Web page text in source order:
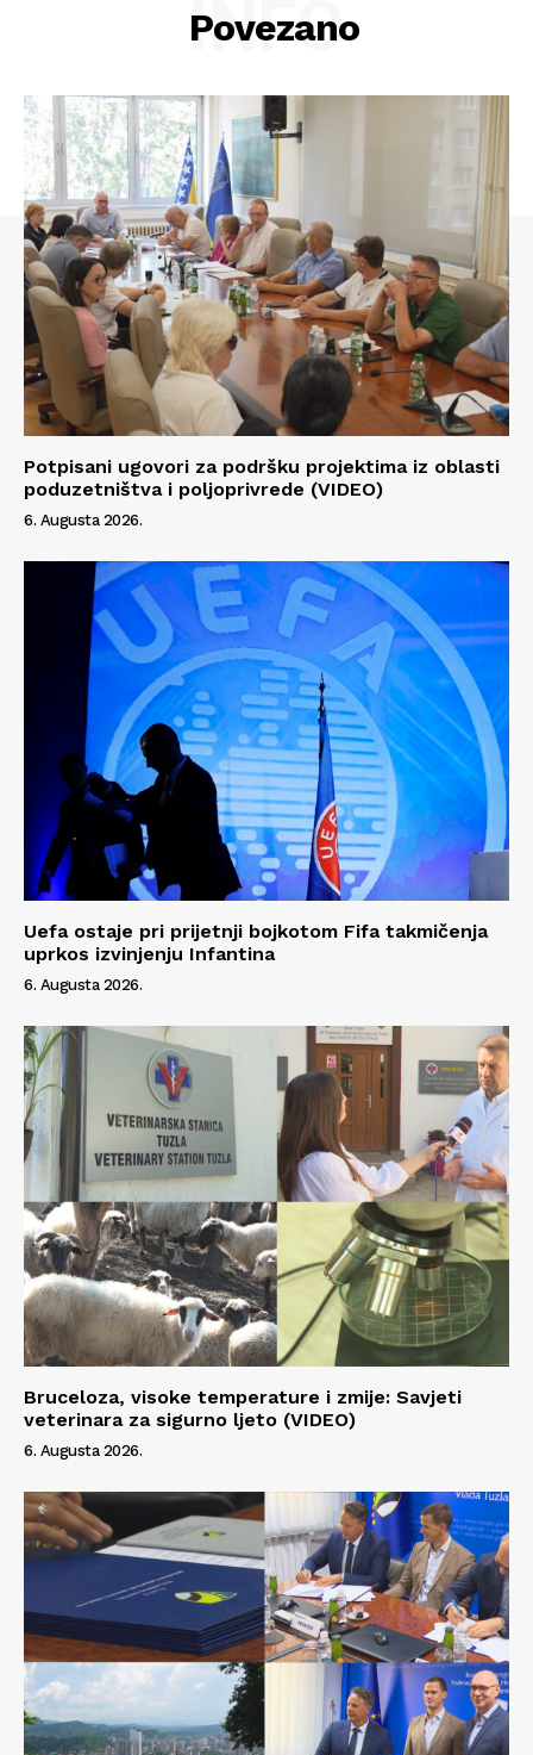
Info
Kontakt
Impressum
Povezano
INFO
Potpisani ugovori za podršku projektima iz oblasti
poduzetništva i poljoprivrede (VIDEO)
6. Augusta 2026.
Uefa ostaje pri prijetnji bojkotom Fifa takmičenja
uprkos izvinjenju Infantina
6. Augusta 2026.
Bruceloza, visoke temperature i zmije: Savjeti
veterinara za sigurno ljeto (VIDEO)
6. Augusta 2026.